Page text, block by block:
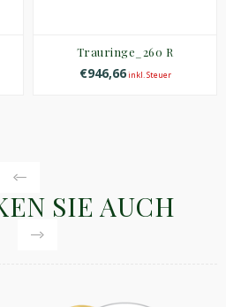
Trauringe_260 R
€946,66inkl. Steuer
SIE AUCH